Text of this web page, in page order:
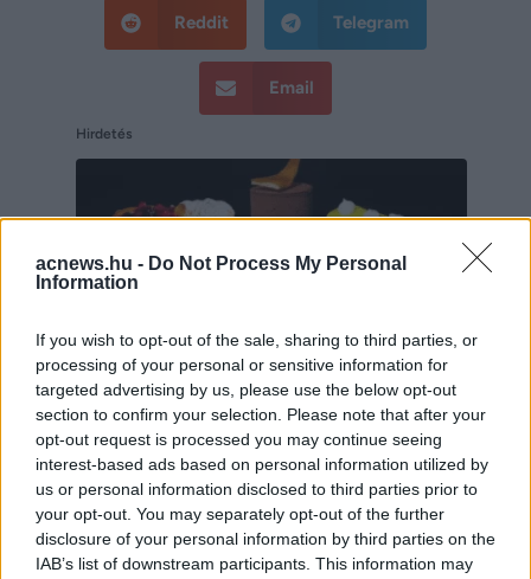
acnews.hu - Do Not Process My Personal
Information
If you wish to opt-out of the sale, sharing to third parties, or
processing of your personal or sensitive information for
targeted advertising by us, please use the below opt-out
section to confirm your selection. Please note that after your
opt-out request is processed you may continue seeing
interest-based ads based on personal information utilized by
us or personal information disclosed to third parties prior to
your opt-out. You may separately opt-out of the further
disclosure of your personal information by third parties on the
IAB’s list of downstream participants. This information may
Reddit Telegram
Email
Hirdetés
Hirdetés